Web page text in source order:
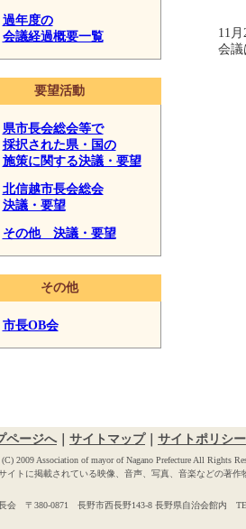
過年度の
会議経過概要一覧
要望活動
県市長会総会等で
採択された県・国の
施策に関する決議・要望
北信越市長会総会
決議・要望
その他 決議・要望
その他
市長OB会
11月
会議
ページへ サイトマップ｜ サイトポリシー
2009 Association of mayor of Nagano Prefecture All Rights
イトに掲載されている映像、音声、写真、音楽などの著作
会 〒380-0871 長野市西長野143-8 長野県自治会館内